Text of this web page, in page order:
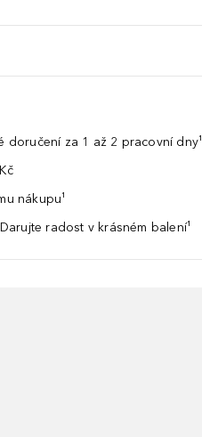
doručení za 1 až 2 pracovní dny¹
nákupu¹
radost v krásném balení¹